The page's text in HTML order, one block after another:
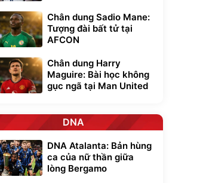
Chân dung Sadio Mane:
Tượng đài bất tử tại
AFCON
Chân dung Harry
Maguire: Bài học không
gục ngã tại Man United
DNA
DNA Atalanta: Bản hùng
ca của nữ thần giữa
lòng Bergamo